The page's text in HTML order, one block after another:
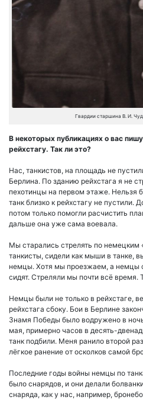
Гвардии старшина В. И.
В некоторых публикациях о вас
рейхстагу. Так ли это?
Нас, танкистов, на площадь не
Берлина. По зданию рейхстага я не
пехотинцы на первом этаже. Нельзя
танк близко к рейхстагу не пустили.
потом только помогли расчистить
дальше она уже сама воевала.
Мы старались стрелять по
танкисты, сидели как мыши в танке,
немцы. Хотя мы проезжаем, а немцы
сидят. Стреляли мы почти всё время.
Немцы были не только в рейхстаге,
рейхстага сбоку. Бои в Берлине
Знамя Победы было водружено в
мая, примерно часов в десять-
танк подбили. Меня ранило второй
лёгкое ранение от осколков самой
Последние годы войны немцы по
было снарядов, и они делали
снаряда, как у нас, например,